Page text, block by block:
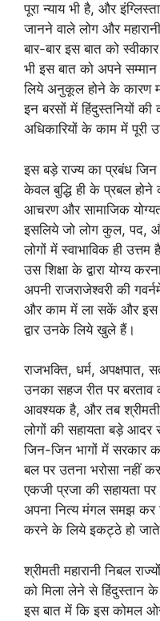
पूरा न्याय भी है, और
जानने वाले लोग और
बार-बार इस बात को
भी इस बात को अपने
लिये अनुकूल होने के कारण
इन बरसों में हिंदुस्तनियों
अधिकारियों के काम में पूरी
इस बड़े राज्य का प्रबंध
केवल बुद्धि ही के प्रबल
आचरण और सामाजिक
इसलिये जो लोग कुल, पद,
लोगों में स्वाभाविक ही
उस शिक्षा के द्वारा योग्य
अपनी राजराजेश्वरी की
और काम में ला सकें और इस
द्वार उनके लिये खुले हैं।
राजभक्ति, धर्म, अपक्षपात,
उनका सहज रीत पर
आवश्यक है, और तब
लोगों की सहायता बड़े आदर
जिन-जिन भागों में सरकार
बल पर उतना भरोसा नहीं
एकजी प्रजा की सहायता
अपना नित्य मंगल समझ कर
करने के लिये इकट्ठे हो
श्रीमती महारानी निबल
को मिला लेने से हिंदुस्तान
इस बात में कि इस कोमल